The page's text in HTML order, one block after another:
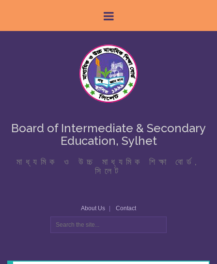
Board of Intermediate & Secondary
Education, Sylhet
মাধ্যমিক ও উচ্চ মাধ্যমিক শিক্ষা বোর্ড,
সিলেট
About Us Contact